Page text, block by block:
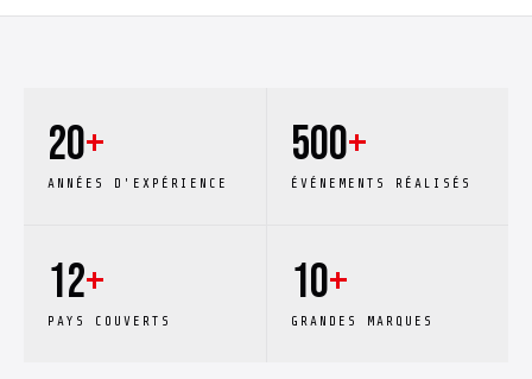
20+
ANNÉES D'EXPÉRIENCE
500+
ÉVÉNEMENTS RÉALISÉS
12+
PAYS COUVERTS
10+
GRANDES MARQUES